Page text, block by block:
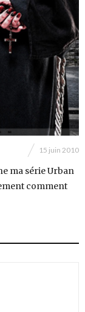
15 juin 2010
ma série Urban
comment